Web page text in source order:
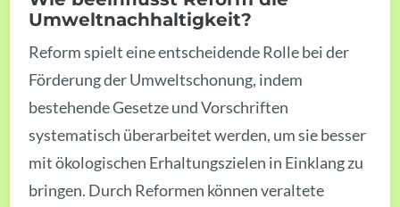
Umweltnachhaltigkeit?
Reform spielt eine entscheidende Rolle bei der
Förderung der Umweltschonung, indem
bestehende Gesetze und Vorschriften
systematisch überarbeitet werden, um sie besser
mit ökologischen Erhaltungszielen in Einklang zu
bringen. Durch Reformen können veraltete